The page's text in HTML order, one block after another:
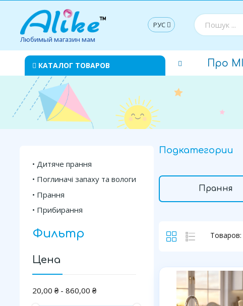
Любимый магазин мам
РУС
КАТАЛОГ ТОВАРОВ Про
Дитяче прання
Поглиначі запаху та вологи
Прання
Прибирання
Фильтр
Цена
20,00 ₴ - 860,00 ₴
Подкатегории
Прання
Товаров: